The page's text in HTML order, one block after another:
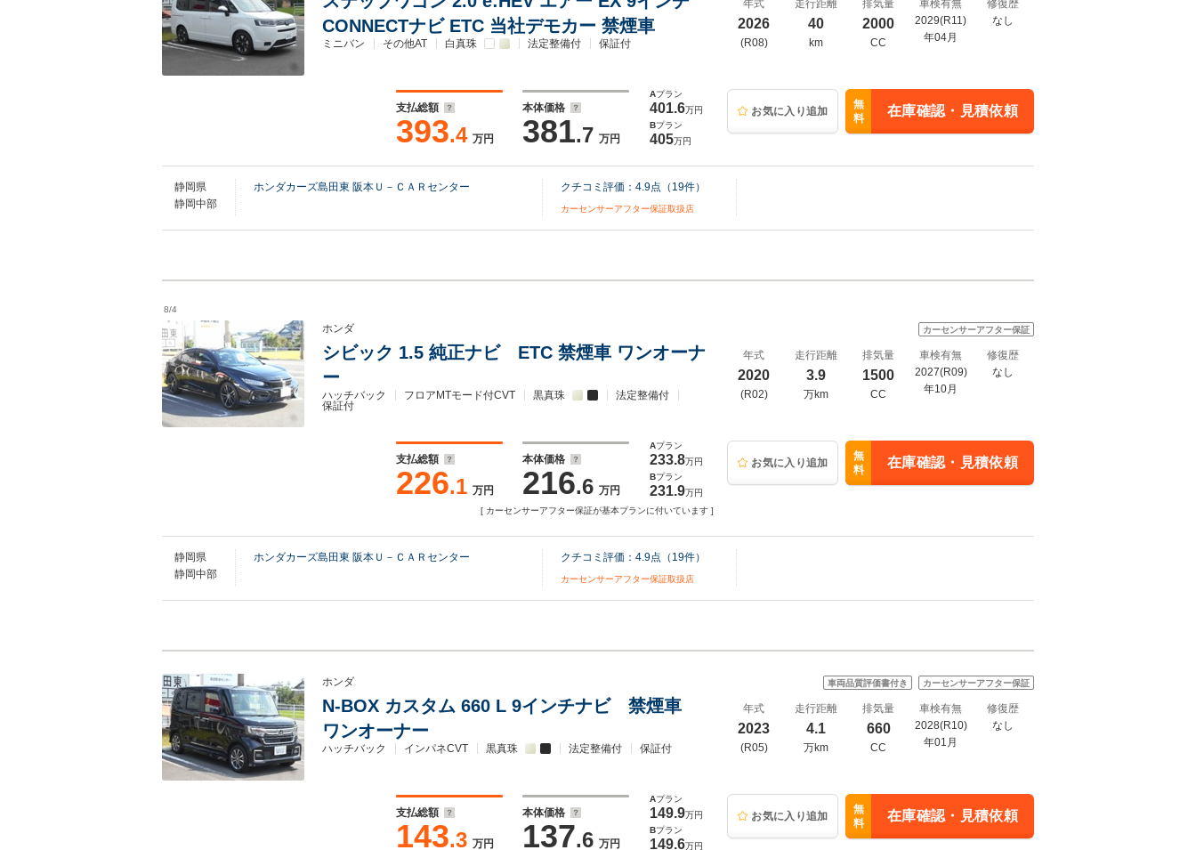
CONNECTナビ ETC 当社デモカー 禁煙車
ミニバン その他AT 白真珠 法定整備付 保証付
支払総額
393.4 万円
本体価格
381.7 万円
Aプラン
401.6万円
Bプラン
405万円
年式
2026
(R08)
走行距離
40
km
排気量
2000
CC
車検有無
2029(R11)
年04月
修復歴
なし
お気に入り追加
無
料
在庫確認・見積依頼
静岡県
静岡中部
ホンダカーズ島田東 阪本Ｕ－ＣＡＲセンター クチコミ評価： 4.9点（ 19件）
カーセンサーアフター保証取扱店
8/4
ホンダ
シビック 1.5 純正ナビ ETC 禁煙車 ワンオーナ
ー
ハッチバック フロアMTモード付CVT 黒真珠
法定整備付
保証付
支払総額
226.1 万円
本体価格
216.6 万円
Aプラン
233.8万円
Bプラン
231.9万円
[ カーセンサーアフター保証が基本プランに付いています ]
カーセンサーアフター保証
年式
2020
(R02)
走行距離
3.9
万km
排気量
1500
CC
車検有無
2027(R09)
年10月
修復歴
なし
お気に入り追加
無
料
在庫確認・見積依頼
静岡県
静岡中部
ホンダカーズ島田東 阪本Ｕ－ＣＡＲセンター クチコミ評価： 4.9点（ 19件）
カーセンサーアフター保証取扱店
ホンダ
N-BOX カスタム 660 L 9インチナビ 禁煙車
ワンオーナー
ハッチバック インパネCVT 黒真珠 法定整備付 保証付
支払総額
143.3 万円
本体価格
137.6 万円
Aプラン
149.9万円
Bプラン
149.6万円
車両品質評価書付き カーセンサーアフター保証
年式
2023
(R05)
走行距離
4.1
万km
排気量
660
CC
車検有無
2028(R10)
年01月
修復歴
なし
お気に入り追加
無
料
在庫確認・見積依頼